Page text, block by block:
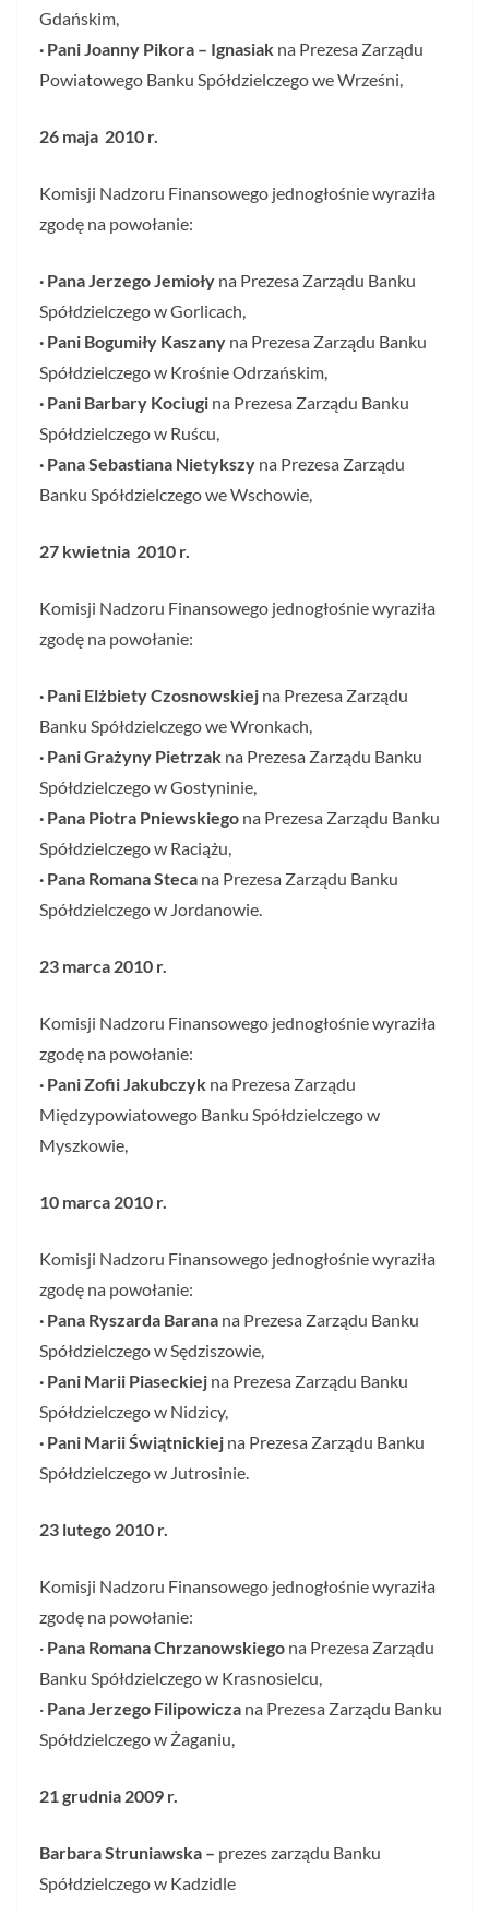
Gdańskim,
· Pani Joanny Pikora – Ignasiak na Prezesa Zarządu
Powiatowego Banku Spółdzielczego we Wrześni,
26 maja 2010 r.
Komisji Nadzoru Finansowego jednogłośnie wyraziła
zgodę na powołanie:
· Pana Jerzego Jemioły na Prezesa Zarządu Banku
Spółdzielczego w Gorlicach,
· Pani Bogumiły Kaszany na Prezesa Zarządu Banku
Spółdzielczego w Krośnie Odrzańskim,
· Pani Barbary Kociugi na Prezesa Zarządu Banku
Spółdzielczego w Ruścu,
· Pana Sebastiana Nietykszy na Prezesa Zarządu
Banku Spółdzielczego we Wschowie,
27 kwietnia 2010 r.
Komisji Nadzoru Finansowego jednogłośnie wyraziła
zgodę na powołanie:
· Pani Elżbiety Czosnowskiej na Prezesa Zarządu
Banku Spółdzielczego we Wronkach,
· Pani Grażyny Pietrzak na Prezesa Zarządu Banku
Spółdzielczego w Gostyninie,
· Pana Piotra Pniewskiego na Prezesa Zarządu Banku
Spółdzielczego w Raciążu,
· Pana Romana Steca na Prezesa Zarządu Banku
Spółdzielczego w Jordanowie.
23 marca 2010 r.
Komisji Nadzoru Finansowego jednogłośnie wyraziła
zgodę na powołanie:
· PaniZofii Jakubczyk na Prezesa Zarządu
Międzypowiatowego Banku Spółdzielczego w
Myszkowie,
10 marca 2010 r.
Komisji Nadzoru Finansowego jednogłośnie wyraziła
zgodę na powołanie:
· Pana Ryszarda Barana na Prezesa Zarządu Banku
Spółdzielczego w Sędziszowie,
· Pani Marii Piaseckiej na Prezesa Zarządu Banku
Spółdzielczego w Nidzicy,
· Pani Marii Świątnickiej na Prezesa Zarządu Banku
Spółdzielczego w Jutrosinie.
23 lutego 2010 r.
Komisji Nadzoru Finansowego jednogłośnie wyraziła
zgodę na powołanie:
· Pana Romana Chrzanowskiego na Prezesa Zarządu
Banku Spółdzielczego w Krasnosielcu,
· Pana Jerzego Filipowicza na Prezesa Zarządu Banku
Spółdzielczego w Żaganiu,
21 grudnia 2009 r.
Barbara Struniawska – prezes zarządu Banku
Spółdzielczego w Kadzidle